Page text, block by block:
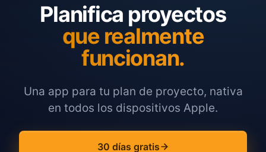
Planifica proyectos
que realmente
funcionan.
Una app para tu plan de proyecto, nativa
en todos los dispositivos Apple.
30 días gratis